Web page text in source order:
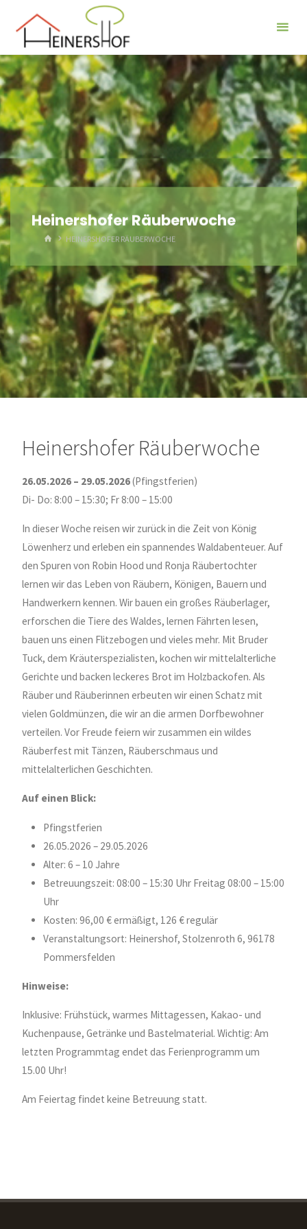
Heinershofer Räuberwoche
HOMEHEINERSHOFER RÄUBERWOCHE
Heinershofer Räuberwoche
26.05.2026 – 29.05.2026(Pfingstferien)
Di- Do: 8:00 – 15:30; Fr 8:00 – 15:00
In dieser Woche reisen wir zurück in die Zeit von König
Löwenherz und erleben ein spannendes Waldabenteuer. Auf
den Spuren von Robin Hood und Ronja Räubertochter
lernen wir das Leben von Räubern, Königen, Bauern und
Handwerkern kennen. Wir bauen ein großes Räuberlager,
erforschen die Tiere des Waldes, lernen Fährten lesen,
bauen uns einen Flitzebogen und vieles mehr. Mit Bruder
Tuck, dem Kräuterspezialisten, kochen wir mittelalterliche
Gerichte und backen leckeres Brot im Holzbackofen. Als
Räuber und Räuberinnen erbeuten wir einen Schatz mit
vielen Goldmünzen, die wir an die armen Dorfbewohner
verteilen. Vor Freude feiern wir zusammen ein wildes
Räuberfest mit Tänzen, Räuberschmaus und
mittelalterlichen Geschichten.
Auf einen Blick:
Pfingstferien
26.05.2026 – 29.05.2026
Alter: 6 – 10 Jahre
Betreuungszeit: 08:00 – 15:30 Uhr Freitag 08:00 – 15:00
Uhr
Kosten: 96,00 € ermäßigt, 126 € regulär
Veranstaltungsort: Heinershof, Stolzenroth 6, 96178
Pommersfelden
Hinweise:
Inklusive: Frühstück, warmes Mittagessen, Kakao- und
Kuchenpause, Getränke und Bastelmaterial. Wichtig: Am
letzten Programmtag endet das Ferienprogramm um
15.00 Uhr!
Am Feiertag findet keine Betreuung statt.